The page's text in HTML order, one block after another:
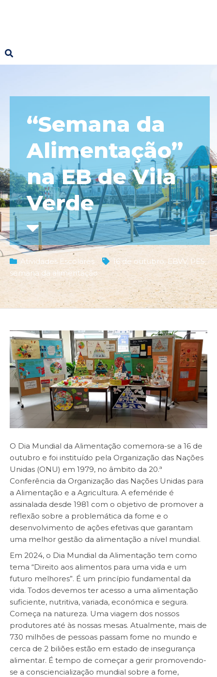
“Semana da
Alimentação”
na EB de Vila
Verde
Atividades Escolares 16 de outubro, EBVV, PES,
semana da alimentação
O Dia Mundial da Alimentação comemora-se a 16 de
outubro e foi instituído pela Organização das Nações
Unidas (ONU) em 1979, no âmbito da 20.ª
Conferência da Organização das Nações Unidas para
a Alimentação e a Agricultura. A efeméride é
assinalada desde 1981 com o objetivo de promover a
reflexão sobre a problemática da fome e o
desenvolvimento de ações efetivas que garantam
uma melhor gestão da alimentação a nível mundial.
Em 2024, o Dia Mundial da Alimentação tem como
tema “Direito aos alimentos para uma vida e um
futuro melhores”. É um princípio fundamental da
vida. Todos devemos ter acesso a uma alimentação
suficiente, nutritiva, variada, económica e segura.
Começa na natureza. Uma viagem dos nossos
produtores até às nossas mesas. Atualmente, mais de
730 milhões de pessoas passam fome no mundo e
cerca de 2 biliões estão em estado de insegurança
alimentar. É tempo de começar a gerir promovendo-
se a consciencialização mundial sobre a fome,